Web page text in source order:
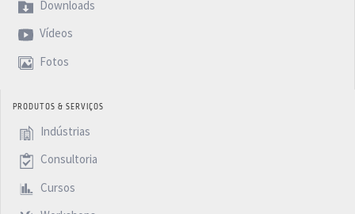
Downloads
Vídeos
Fotos
PRODUTOS & SERVIÇOS
Indústrias
Consultoria
Cursos